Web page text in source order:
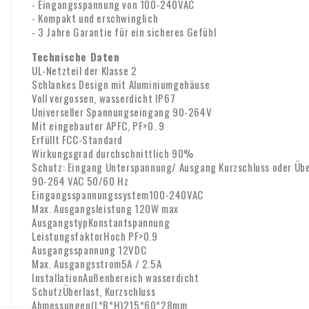
- Eingangsspannung von 100-240VAC
- Kompakt und erschwinglich
- 3 Jahre Garantie für ein sicheres Gefühl
Technische Daten
UL-Netzteil der Klasse 2
Schlankes Design mit Aluminiumgehäuse
Voll vergossen, wasserdicht IP67
Universeller Spannungseingang 90-264V
Mit eingebauter APFC, PF>0. 9
Erfüllt FCC-Standard
Wirkungsgrad durchschnittlich 90%
Schutz: Eingang Unterspannung/ Ausgang Kurzschluss oder
90-264 VAC 50/60 Hz
Eingangsspannungssystem100-240VAC
Max. Ausgangsleistung 120W max
AusgangstypKonstantspannung
LeistungsfaktorHoch PF>0.9
Ausgangsspannung 12VDC
Max. Ausgangsstrom5A / 2.5A
InstallationAußenbereich wasserdicht
SchutzÜberlast, Kurzschluss
Abmessungen(L*B*H)215*60*28mm